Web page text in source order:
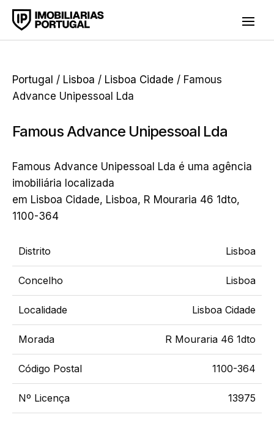
Portugal / Lisboa / Lisboa Cidade / Famous
Advance Unipessoal Lda
Famous Advance Unipessoal Lda
Famous Advance Unipessoal Lda é uma agência
imobiliária localizada
em Lisboa Cidade, Lisboa, R Mouraria 46 1dto,
1100-364
Distrito Lisboa
Concelho Lisboa
Localidade Lisboa Cidade
Morada R Mouraria 46 1dto
Código Postal 1100-364
Nº Licença 13975